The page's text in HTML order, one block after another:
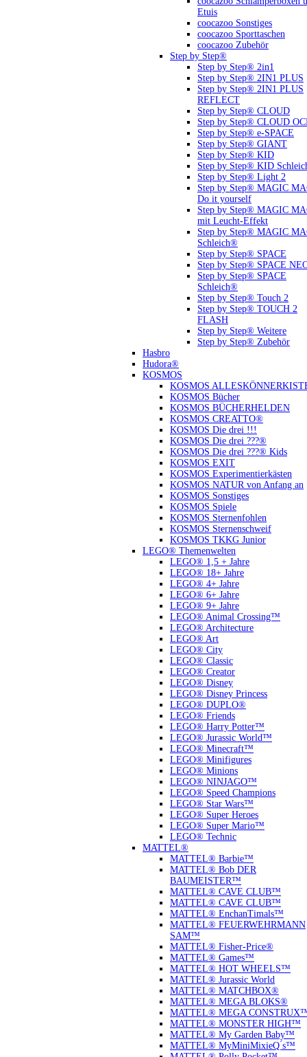
Etuis
coocazoo Sonstiges
coocazoo Sporttaschen
coocazoo Zubehör
Step by Step®
Step by Step® 2in1
Step by Step® 2IN1 PLUS
Step by Step® 2IN1 PLUS
REFLECT
Step by Step® CLOUD
Step by Step® CLOUD
Step by Step® e-SPACE
Step by Step® GIANT
Step by Step® KID
Step by Step® KID
Step by Step® Light 2
Step by Step® MAGIC
Do it yourself
Step by Step® MAGIC
mit Leucht-Effekt
Step by Step® MAGIC
Schleich®
Step by Step® SPACE
Step by Step® SPACE
Step by Step® SPACE
Schleich®
Step by Step® Touch 2
Step by Step® TOUCH 2
FLASH
Step by Step® Weitere
Step by Step® Zubehör
Hasbro
Hudora®
KOSMOS
KOSMOS
KOSMOS Bücher
KOSMOS BÜCHERHELDEN
KOSMOS CREATTO®
KOSMOS Die drei !!!
KOSMOS Die drei ???®
KOSMOS Die drei ???® Kids
KOSMOS EXIT
KOSMOS Experimentierkästen
KOSMOS NATUR von Anfang an
KOSMOS Sonstiges
KOSMOS Spiele
KOSMOS Sternenfohlen
KOSMOS Sternenschweif
KOSMOS TKKG Junior
LEGO® Themenwelten
LEGO® 1,5 + Jahre
LEGO® 18+ Jahre
LEGO® 4+ Jahre
LEGO® 6+ Jahre
LEGO® 9+ Jahre
LEGO® Animal Crossing™
LEGO® Architecture
LEGO® Art
LEGO® City
LEGO® Classic
LEGO® Creator
LEGO® Disney
LEGO® Disney Princess
LEGO® DUPLO®
LEGO® Friends
LEGO® Harry Potter™
LEGO® Jurassic World™
LEGO® Minecraft™
LEGO® Minifigures
LEGO® Minions
LEGO® NINJAGO™
LEGO® Speed Champions
LEGO® Star Wars™
LEGO® Super Heroes
LEGO® Super Mario™
LEGO® Technic
MATTEL®
MATTEL® Barbie™
MATTEL® Bob DER
BAUMEISTER™
MATTEL® CAVE CLUB™
MATTEL® CAVE CLUB™
MATTEL® EnchanTimals™
MATTEL® FEUERWEHRMANN
SAM™
MATTEL® Fisher-Price®
MATTEL® Games™
MATTEL® HOT WHEELS™
MATTEL® Jurassic World
MATTEL® MATCHBOX®
MATTEL® MEGA BLOKS®
MATTEL® MEGA
MATTEL® MONSTER HIGH™
MATTEL® My Garden Baby™
MATTEL® MyMiniMixieQ ́s™